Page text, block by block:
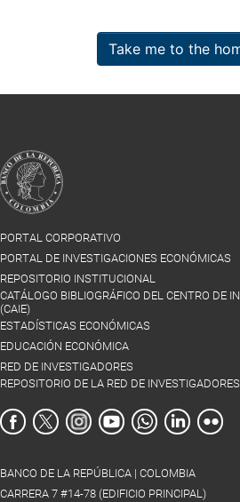
Take me to the
PORTAL CORPORATIVO
PORTAL DE INVESTIGACIONES ECONÓMICAS
REPOSITORIO INSTITUCIONAL
CATÁLOGO BIBLIOGRÁFICO DEL CENTRO DE
(CAIE)
ESTADÍSTICAS ECONÓMICAS
EDUCACIÓN ECONÓMICA
RED DE INVESTIGADORES
REPOSITORIO DE LA RED DE
BANCO DE LA REPÚBLICA | COLOMBIA
CARRERA 7 #14-78 (EDIFICIO PRINCIPAL)